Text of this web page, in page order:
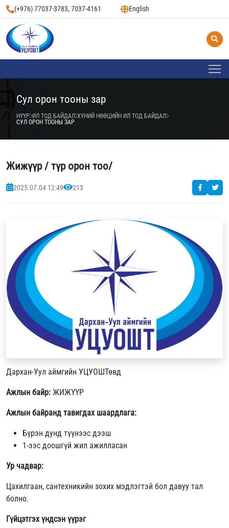
(+976) 77037-3783, 7037-4161 English
Сул орон тооны зар
НҮҮР ИЛ ТОД БАЙДАЛ ХҮНИЙ НӨӨЦИЙН ИЛ ТОД БАЙДАЛ
СУЛ ОРОН ТООНЫ ЗАР
Жижүүр / түр орон тоо/
2025.07.04 12:49 213
Дархан-Уул аймгийн УЦУОШТөвд
Ажлын байр: ЖИЖҮҮР
Ажлын байранд тавигдах шаардлага:
Бүрэн дунд түүнээс дээш
1-ээс доошгүй жил ажилласан
Ур чадвар:
Цахилгаан, сантехникийн зохих мэдлэгтэй бол давуу тал
болно.
Гүйцэтгэх үндсэн үүрэг